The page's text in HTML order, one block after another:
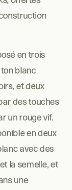
en trois
blanc
et deux
des touches
un rouge vif.
en deux
avec des
la semelle, et
une